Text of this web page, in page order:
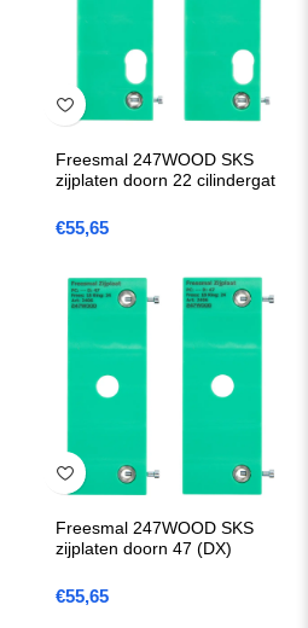
Freesmal 247WOOD SKS
zijplaten doorn 22 cilindergat
€55,65
Freesmal 247WOOD SKS
zijplaten doorn 47 (DX)
€55,65